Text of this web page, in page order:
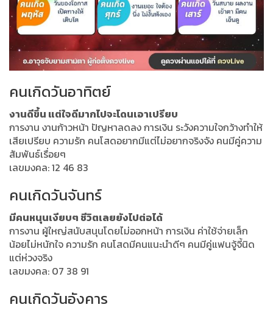
คนเกิดวันอาทิตย์
งานดีขึ้น แต่ใจดีมากไปจะโดนเอาเปรียบ
การงาน งานก้าวหน้า ปัญหาลดลง การเงิน ระวังความใจกว้างทำให้
เสียเปรียบ ความรัก คนโสดอยากมีแต่ไม่อยากจริงจัง คนมีคู่ความ
สัมพันธ์เรื่อยๆ
เลขมงคล: 12 46 83
คนเกิดวันจันทร์
มีคนหนุนเงียบๆ ชีวิตเลยยังไปต่อได้
การงาน ผู้ใหญ่สนับสนุนโดยไม่ออกหน้า การเงิน ค่าใช้จ่ายเล็ก
น้อยไม่หนักใจ ความรัก คนโสดมีคนแนะนำดีๆ คนมีคู่แฟนจู้จี้นิด
แต่ห่วงจริง
เลขมงคล: 07 38 91
คนเกิดวันอังคาร